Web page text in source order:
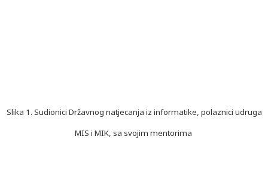
Slika 1. Sudionici Državnog natjecanja iz informatike, polaznici udruga
MIS i MIK, sa svojim mentorima